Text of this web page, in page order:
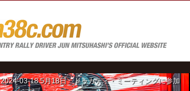
2024-03-18 5月18日 ドゥカティ・ミーティングに参加